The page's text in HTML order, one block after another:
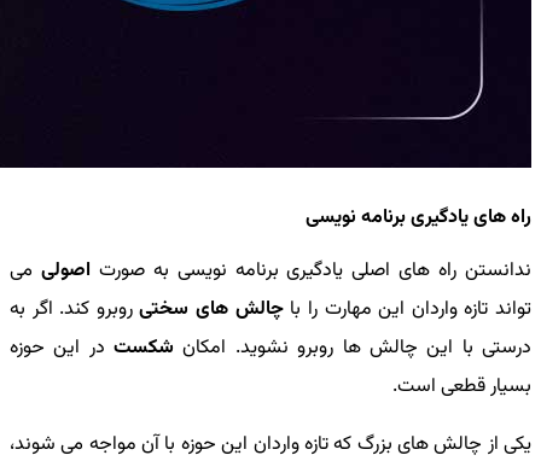
راه های یادگیری برنامه نویسی
ندانستن راه های اصلی یادگیری برنامه نویسی به صورت اصولی می
تواند تازه واردان این مهارت را باچالش های سختیروبرو کند. اگر به
درستی با این چالش ها روبرو نشوید. امکان شکست در این حوزه
بسیار قطعی است.
یکی از چالش های بزرگ که تازه واردان این حوزه با آن مواجه می شوند،